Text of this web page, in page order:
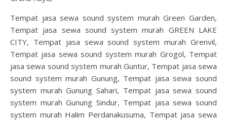
Tempat jasa sewa sound system murah Green Garden,
Tempat jasa sewa sound system murah GREEN LAKE
CITY, Tempat jasa sewa sound system murah Grenvil,
Tempat jasa sewa sound system murah Grogol, Tempat
jasa sewa sound system murah Guntur, Tempat jasa sewa
sound system murah Gunung, Tempat jasa sewa sound
system murah Gunung Sahari, Tempat jasa sewa sound
system murah Gunung Sindur, Tempat jasa sewa sound
system murah Halim Perdanakusuma, Tempat jasa sewa